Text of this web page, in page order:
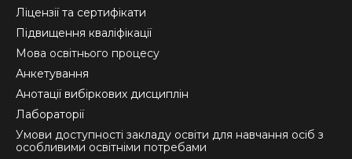
windowwindowwindow
Ліцензії та сертифікати
Підвищення кваліфікації
Мова освітнього процесу
Анкетування
Анотації вибіркових дисциплін
Лабораторії
Умови доступності закладу освіти для навчання осіб з
особливими освітніми потребами